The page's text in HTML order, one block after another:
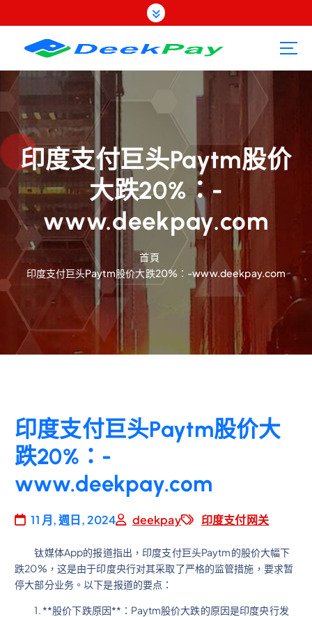
至
印度支付巨头Paytm股价
大跌20%：-
www.deekpay.com
首頁
印度支付巨头Paytm股价大跌20%：-www.deekpay.com
印度支付巨头Paytm股价大
跌20%：-
www.deekpay.com
11 月, 週日, 2024 deekpay 印度支付网关
钛媒体App的报道指出，印度支付巨头Paytm的股价大幅下
跌20%，这是由于印度央行对其采取了严格的监管措施，要求暂
停大部分业务。以下是报道的要点：
1. **股价下跌原因**：Paytm股价大跌的原因是印度央行发